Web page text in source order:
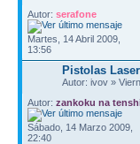
Autor: serafone
Martes, 14 Abril 2009,
13:56
Pistolas
Autor: ivov »
Autor: zankoku na
Sábado, 14 Marzo 2009,
22:40